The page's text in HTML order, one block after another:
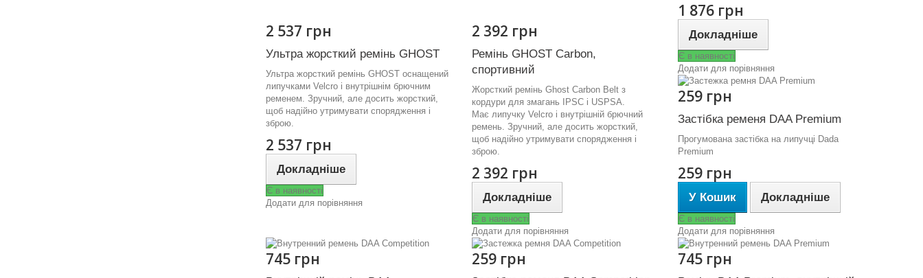
2 537 грн
Ультра жорсткий ремінь GHOST
Ультра жорсткий ремінь GHOST оснащений
липучками Velcro і внутрішнім брючним
ременем. Зручний, але досить жорсткий,
щоб надійно утримувати спорядження і
зброю.
2 537 грн
Докладніше
Є в наявності
Додати для порівняння
2 392 грн
Ремінь GHOST Carbon,
спортивний
Жорсткий ремінь Ghost Carbon Belt з
кордури для змагань IPSC і USPSA.
Має липучку Velcro і внутрішній брючний
ремень. Зручний, але досить жорсткий,
щоб надійно утримувати спорядження і
зброю.
2 392 грн
Докладніше
Є в наявності
Додати для порівняння
1 876 грн
Докладніше
Є в наявності
Додати для порівняння
259 грн
Застібка ременя DAA Premium
Прогумована застібка на липучці Dada
Premium
259 грн
У Кошик Докладніше
Є в наявності
Додати для порівняння
745 грн 259 грн 745 грн